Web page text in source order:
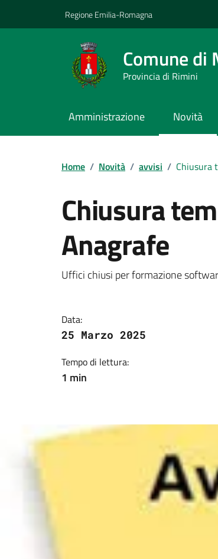
Regione Emilia-Romagna
Comune di
Provincia di Rimini
Amministrazione Novità
Home / Novità / avvisi / Chiusura
Chiusura
Anagrafe
Dettagli della
Uffici chiusi per formazione
Data:
25 Marzo 2025
Tempo di lettura:
1 min